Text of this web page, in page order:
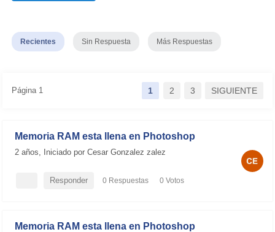
Recientes Sin Respuesta Más Respuestas
Página 1 1 2 3 SIGUIENTE
Memoria RAM esta llena en Photoshop
2 años, Iniciado por Cesar Gonzalez zalez
Responder 0 Respuestas 0 Votos
Memoria RAM esta llena en Photoshop